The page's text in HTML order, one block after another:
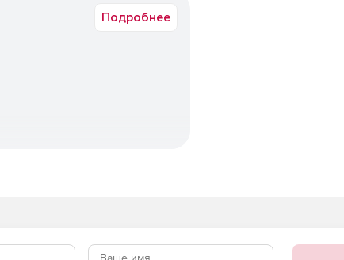
перекрытий и т.п.) и
стропильных ферм, рамных
который позволит
Подробнее